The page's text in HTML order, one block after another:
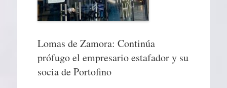
Lomas de Zamora: Continúa
prófugo el empresario estafador y su
socia de Portofino